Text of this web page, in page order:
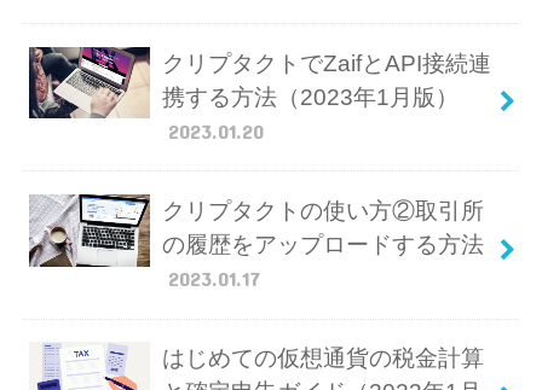
クリプタクトでZaifとAPI接続連
携する方法（2023年1月版）
2023.01.20
クリプタクトの使い方②取引所
の履歴をアップロードする方法
2023.01.17
はじめての仮想通貨の税金計算